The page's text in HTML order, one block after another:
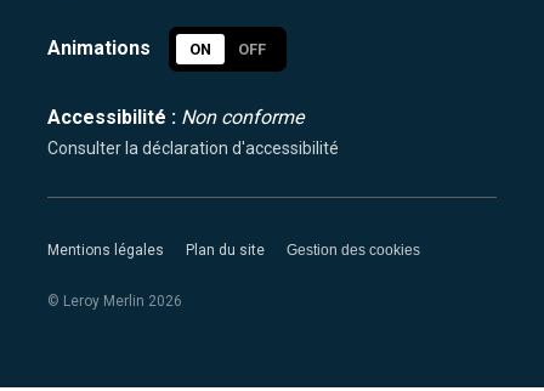
Animations ON OFF
Accessibilité : Non conforme
Consulter la déclaration d'accessibilité
Mentions légales Plan du site Gestion des cookies
© Leroy Merlin 2026